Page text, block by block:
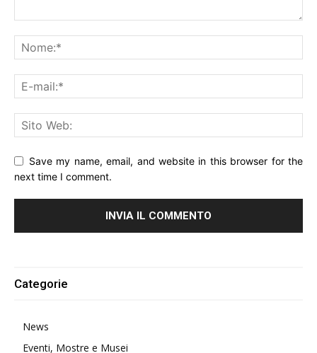
Save my name, email, and website in this browser for the
next time I comment.
Categorie
News
Eventi, Mostre e Musei